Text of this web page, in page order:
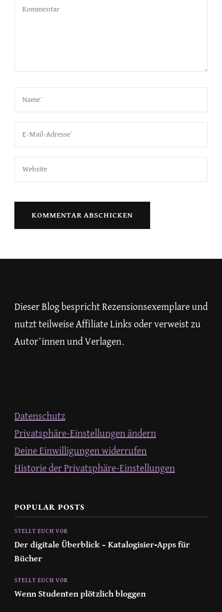
Dieser Blog bespricht Rezensionsexemplare und
nutzt teilweise Affiliate Links oder verweist zu
Autor*innen und Verlagen.
Datenschutz
Privatsphäre-Einstellungen ändern
Deine Einwilligungen widerrufen
Historie der Privatsphäre-Einstellungen
POPULAR POSTS
STELLT EUCH VOR
Der digitale Überblick – Katalogisier-Apps für
Bücher
STELLT EUCH VOR
Wenn Studenten plötzlich bloggen